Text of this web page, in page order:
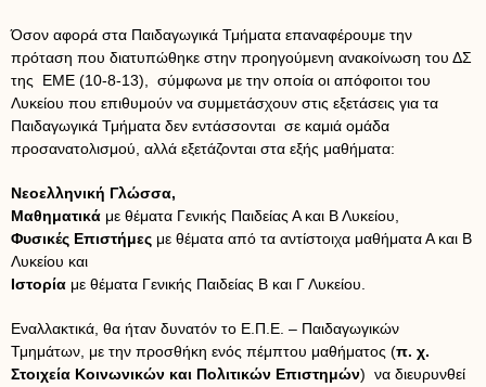
Όσον αφορά στα Παιδαγωγικά Τμήματα επαναφέρουμε την
πρόταση που διατυπώθηκε στην προηγούμενη ανακοίνωση του ΔΣ
της ΕΜΕ (10-8-13), σύμφωνα με την οποία οι απόφοιτοι του
Λυκείου που επιθυμούν να συμμετάσχουν στις εξετάσεις για τα
Παιδαγωγικά Τμήματα δεν εντάσσονται σε καμιά ομάδα
προσανατολισμού, αλλά εξετάζονται στα εξής μαθήματα:
Νεοελληνική Γλώσσα,
Μαθηματικά με θέματα Γενικής Παιδείας Α και Β Λυκείου,
Φυσικές Επιστήμες με θέματα από τα αντίστοιχα μαθήματα Α και Β
Λυκείου και
Ιστορία με θέματα Γενικής Παιδείας Β και Γ Λυκείου.
Εναλλακτικά, θα ήταν δυνατόν το Ε.Π.Ε. – Παιδαγωγικών
Τμημάτων, με την προσθήκη ενός πέμπτου μαθήματος (π. χ.
Στοιχεία Κοινωνικών και Πολιτικών Επιστημών) να διευρυνθεί